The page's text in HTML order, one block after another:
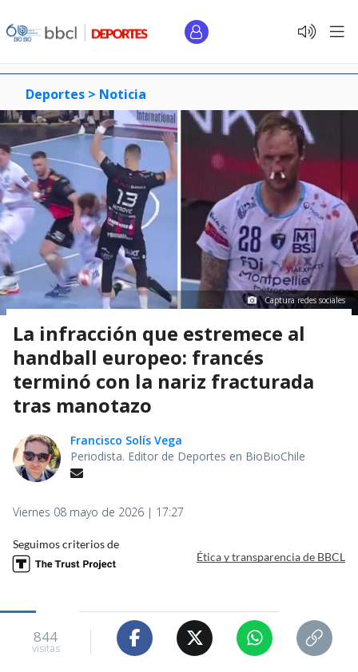
Deportes > Noticia
Captura redes sociales
La infracción que estremece al
handball europeo: francés
terminó con la nariz fracturada
tras manotazo
Francisco Solís Vega
Periodista. Editor de Deportes en BioBioChile
Viernes 08 mayo de 2026 | 17:27
Seguimos criterios de
Ética y transparencia de BBCL
844
visitas